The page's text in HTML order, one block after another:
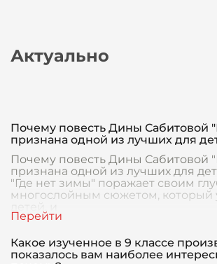
Актуально
Почему повесть Дины Сабитовой
признана одной из лучших для
Почему повесть Дины Сабитовой
признана одной из лучших для
"Где нет зимы" поражает своим
многослойным сюжетом, который
Какое изученное в 9 классе
показалось вам наиболее